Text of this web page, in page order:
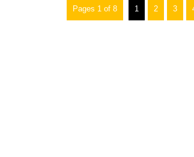
Pages 1 of 8 1 2 3